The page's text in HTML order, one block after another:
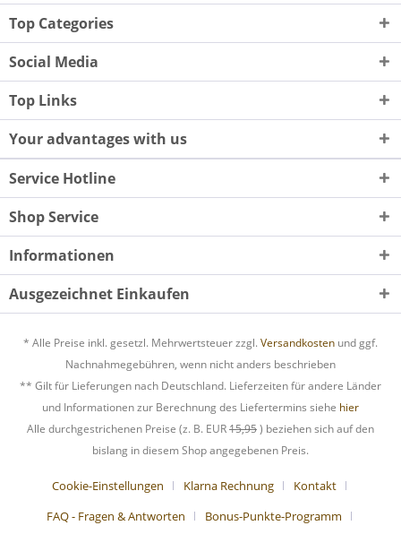
Top Categories
Social Media
Top Links
Your advantages with us
Service Hotline
Shop Service
Informationen
Ausgezeichnet Einkaufen
* Alle Preise inkl. gesetzl. Mehrwertsteuer zzgl. Versandkosten und ggf.
Nachnahmegebühren, wenn nicht anders beschrieben
** Gilt für Lieferungen nach Deutschland. Lieferzeiten für andere Länder
und Informationen zur Berechnung des Liefertermins siehe hier
Alle durchgestrichenen Preise (z. B. EUR15,95) beziehen sich auf den
bislang in diesem Shop angegebenen Preis.
Cookie-Einstellungen Klarna Rechnung
Kontakt
FAQ - Fragen & Antworten
Bonus-Punkte-Programm